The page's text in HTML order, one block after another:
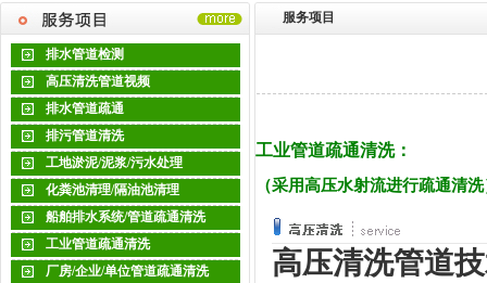
排水管道检测
高压清洗管道视频
排水管道疏通
排污管道清洗
工地淤泥/泥浆/污水处理
化粪池清理/隔油池清理
船舶排水系统/管道疏通清洗
工业管道疏通清洗
厂房/企业/单位管道疏通清洗
服务项目
工业管道疏通清洗：
（采用高压水射流进行疏通清
高压清洗管道